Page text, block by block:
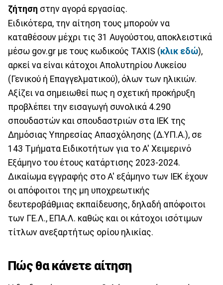
ζήτηση στην αγορά εργασίας.
Ειδικότερα, την αίτηση τους μπορούν να
καταθέσουν μέχρι τις 31 Αυγούστου, αποκλειστικά
μέσω gov.gr με τους κωδικούς TAXIS (κλικ εδώ),
αρκεί να είναι κάτοχοι Απολυτηρίου Λυκείου
(Γενικού ή Επαγγελματικού), όλων των ηλικιών.
Αξίζει να σημειωθεί πως η σχετική προκήρυξη
προβλέπει την εισαγωγή συνολικά 4.290
σπουδαστών και σπουδαστριών στα ΙΕΚ της
Δημόσιας Υπηρεσίας Απασχόλησης (Δ.ΥΠ.Α.), σε
143 Τμήματα Ειδικοτήτων για το Α' Χειμερινό
Εξάμηνο του έτους κατάρτισης 2023-2024.
Δικαίωμα εγγραφής στο Α' εξάμηνο των ΙΕΚ έχουν
οι απόφοιτοι της μη υποχρεωτικής
δευτεροβάθμιας εκπαίδευσης, δηλαδή απόφοιτοι
των ΓΕ.Λ., ΕΠΑ.Λ. καθώς και οι κάτοχοι ισότιμων
τίτλων ανεξαρτήτως ορίου ηλικίας.
Πώς θα κάνετε αίτηση